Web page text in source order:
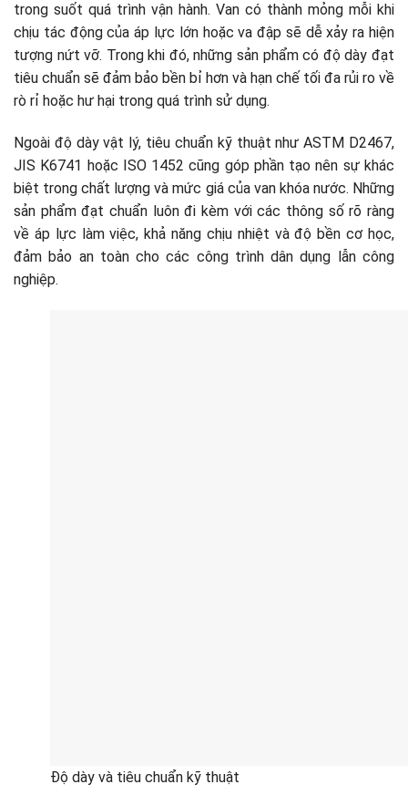
trong suốt quá trình vận hành. Van có thành mỏng mỗi khi
chịu tác động của áp lực lớn hoặc va đập sẽ dễ xảy ra hiện
tượng nứt vỡ. Trong khi đó, những sản phẩm có độ dày đạt
tiêu chuẩn sẽ đảm bảo bền bỉ hơn và hạn chế tối đa rủi ro về
rò rỉ hoặc hư hại trong quá trình sử dụng.
Ngoài độ dày vật lý, tiêu chuẩn kỹ thuật như ASTM D2467,
JIS K6741 hoặc ISO 1452 cũng góp phần tạo nên sự khác
biệt trong chất lượng và mức giá của van khóa nước. Những
sản phẩm đạt chuẩn luôn đi kèm với các thông số rõ ràng
về áp lực làm việc, khả năng chịu nhiệt và độ bền cơ học,
đảm bảo an toàn cho các công trình dân dụng lẫn công
nghiệp.
Độ dày và tiêu chuẩn kỹ thuật